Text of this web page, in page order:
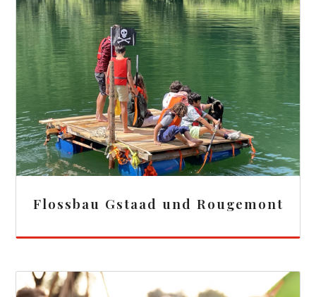
Flossbau Gstaad und Rougemont